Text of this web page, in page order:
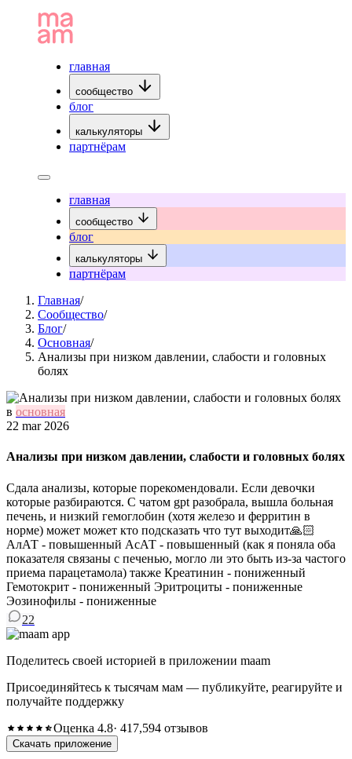
главная
сообщество
блог
калькуляторы
партнёрам
главная
сообщество
блог
калькуляторы
партнёрам
Главная/
Сообщество/
Блог/
Основная/
Анализы при низком давлении, слабости и головных
болях
в основная
22 mar 2026
Анализы при низком давлении, слабости и головных болях
Сдала анализы, которые порекомендовали. Если девочки
которые разбираются. С чатом gpt разобрала, вышла больная
печень, и низкий гемоглобин (хотя железо и ферритин в
норме) может может кто подсказать что тут выходит🙏🏻
АлАТ - повышенный АсАТ - повышенный (как я поняла оба
показателя связаны с печенью, могло ли это быть из-за частого
приема парацетамола) также Креатинин - пониженный
Гемотокрит - пониженный Эритроциты - пониженные
Эозинофилы - пониженные
22
Поделитесь своей историей в приложении maam
Присоединяйтесь к тысячам мам — публикуйте, реагируйте и
получайте поддержку
Оценка 4.8· 417,594 отзывов
Скачать приложение